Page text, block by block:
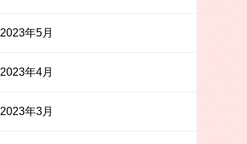
2023年5月
2023年4月
2023年3月